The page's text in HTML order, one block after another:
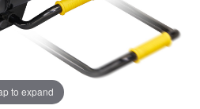
to expand